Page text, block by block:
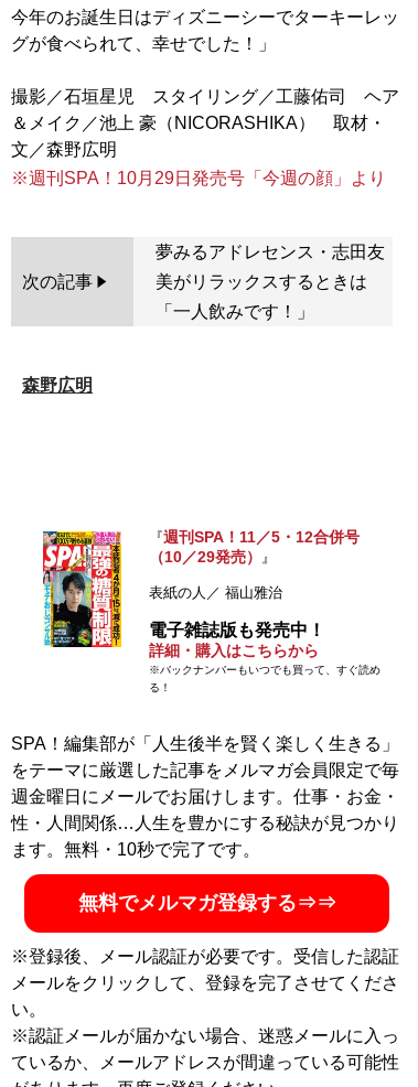
今年のお誕生日はディズニーシーでターキーレッ
グが食べられて、幸せでした！」
撮影／石垣星児 スタイリング／工藤佑司 ヘア
＆メイク／池上 豪（NICORASHIKA） 取材・
※週刊SPA！10月29日発売号「今週の顔」より
次の記事
夢みるアドレセンス・志田友
美がリラックスするときは
「一人飲みです！」
森野広明
『週刊SPA！11／5・12合併号
（10／29発売） 』
表紙の人／ 福山雅治
電子雑誌版も発売中！
詳細・購入はこちらから
※バックナンバーもいつでも買って、すぐ読め
る！
SPA！編集部が「人生後半を賢く楽しく生きる」
をテーマに厳選した記事をメルマガ会員限定で毎
週金曜日にメールでお届けします。仕事・お金・
性・人間関係…人生を豊かにする秘訣が見つかり
ます。無料・10秒で完了です。
無料でメルマガ登録する⇒⇒
※登録後、メール認証が必要です。受信した認証
メールをクリックして、登録を完了させてくださ
い。
※認証メールが届かない場合、迷惑メールに入っ
ているか、メールアドレスが間違っている可能性